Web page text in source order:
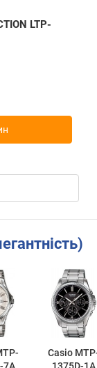
LTP-
7A
Casio
1375D-1A